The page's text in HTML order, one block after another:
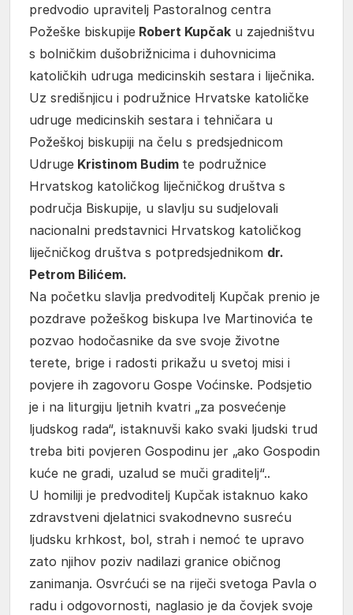
predvodio upravitelj Pastoralnog centra
Požeške biskupije Robert Kupčak u zajedništvu
s bolničkim dušobrižnicima i duhovnicima
katoličkih udruga medicinskih sestara i liječnika.
Uz središnjicu i podružnice Hrvatske katoličke
udruge medicinskih sestara i tehničara u
Požeškoj biskupiji na čelu s predsjednicom
Udruge Kristinom Budim te podružnice
Hrvatskog katoličkog liječničkog društva s
područja Biskupije, u slavlju su sudjelovali
nacionalni predstavnici Hrvatskog katoličkog
liječničkog društva s potpredsjednikom dr.
Petrom Bilićem.
Na početku slavlja predvoditelj Kupčak prenio je
pozdrave požeškog biskupa Ive Martinovića te
pozvao hodočasnike da sve svoje životne
terete, brige i radosti prikažu u svetoj misi i
povjere ih zagovoru Gospe Voćinske. Podsjetio
je i na liturgiju ljetnih kvatri „za posvećenje
ljudskog rada“, istaknuvši kako svaki ljudski trud
treba biti povjeren Gospodinu jer „ako Gospodin
kuće ne gradi, uzalud se muči graditelj“..
U homiliji je predvoditelj Kupčak istaknuo kako
zdravstveni djelatnici svakodnevno susreću
ljudsku krhkost, bol, strah i nemoć te upravo
zato njihov poziv nadilazi granice običnog
zanimanja. Osvrćući se na riječi svetoga Pavla o
radu i odgovornosti, naglasio je da čovjek svoje